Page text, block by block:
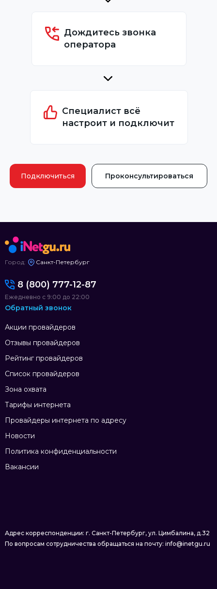
Дождитесь звонка
оператора
Специалист всё
настроит и подключит
Подключиться Проконсультироваться
Город: Санкт-Петербург
Акции провайдеров
Отзывы провайдеров
Рейтинг провайдеров
Список провайдеров
Зона охвата
Тарифы интернета
Провайдеры интернета по адресу
Новости
Политика конфиденциальности
Вакансии
8 (800) 777-12-87
Ежедневно с 9:00 до 22:00
Обратный звонок
Адрес корреспонденции: г. Санкт-Петербург, ул. Цимбалина, д.32
По вопросам сотрудничества обращаться на почту: info@inetgu.ru